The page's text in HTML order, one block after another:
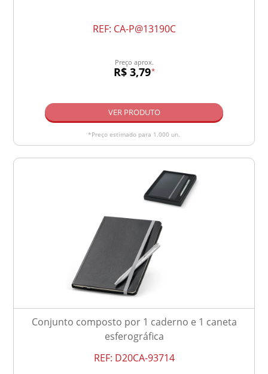
REF: CA-P@13190C
Preço aprox.
R$ 3,79*
VER PRODUTO
*Preço estimado para 1.000 un.
Conjunto composto por 1 caderno e 1 caneta
esferográfica
REF: D20CA-93714